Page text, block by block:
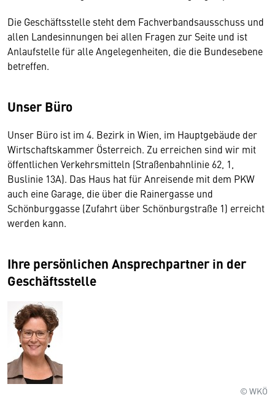
Die Geschäftsstelle steht dem Fachverbandsausschuss und
allen Landesinnungen bei allen Fragen zur Seite und ist
Anlaufstelle für alle Angelegenheiten, die die Bundesebene
betreffen.
Unser Büro
Unser Büro ist im 4. Bezirk in Wien, im Hauptgebäude der
Wirtschaftskammer Österreich. Zu erreichen sind wir mit
öffentlichen Verkehrsmitteln (Straßenbahnlinie 62, 1,
Buslinie 13A). Das Haus hat für Anreisende mit dem PKW
auch eine Garage, die über die Rainergasse und
Schönburggasse (Zufahrt über Schönburgstraße 1) erreicht
werden kann.
Ihre persönlichen Ansprechpartner in der
Geschäftsstelle
© WKÖ